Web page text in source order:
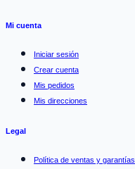
Mi cuenta
Iniciar sesión
Crear cuenta
Mis pedidos
Mis direcciones
Legal
Política de ventas y garantías